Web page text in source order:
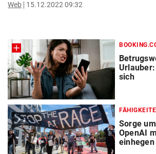
Web 15.12.2022 09:32
sich
Sorge
OpenAI
einhegen